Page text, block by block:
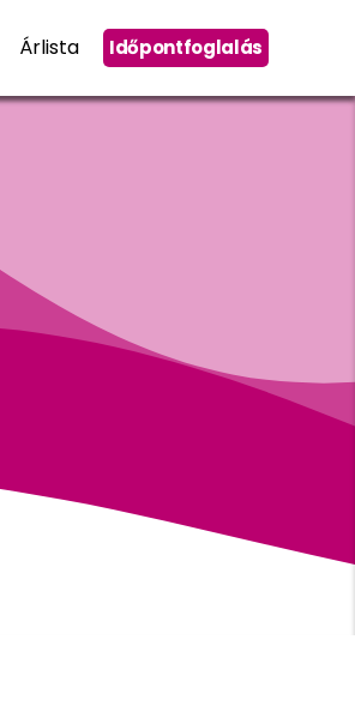
Árlista Időpontfoglalás